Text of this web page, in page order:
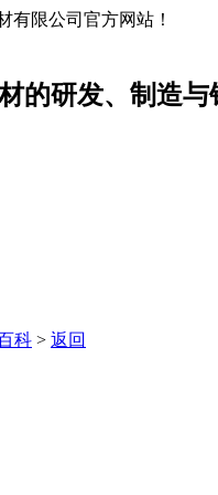
有限公司官方网站！
的研发、制造与
科 > 返回